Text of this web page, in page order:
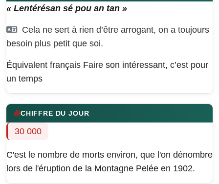
« Lentérésan sé pou an tan »
Cela ne sert à rien d’être arrogant, on a toujours
besoin plus petit que soi.
Équivalent français Faire son intéressant, c’est pour
un temps
CHIFFRE DU JOUR
30 000
C'est le nombre de morts environ, que l'on dénombre
lors de l'éruption de la Montagne Pelée en 1902.